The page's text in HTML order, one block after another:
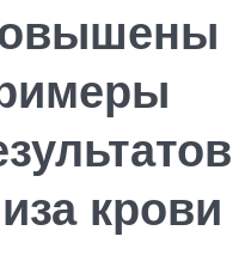
крови